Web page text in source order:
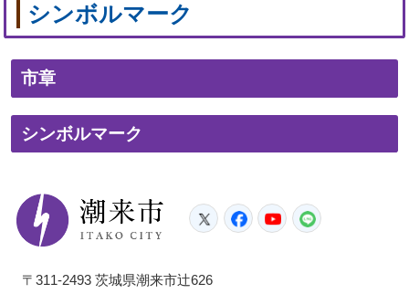
シンボルマーク
市章
シンボルマーク
潮来市
TwitterFacebook
YouTube
〒311-2493 茨城県潮来市辻626